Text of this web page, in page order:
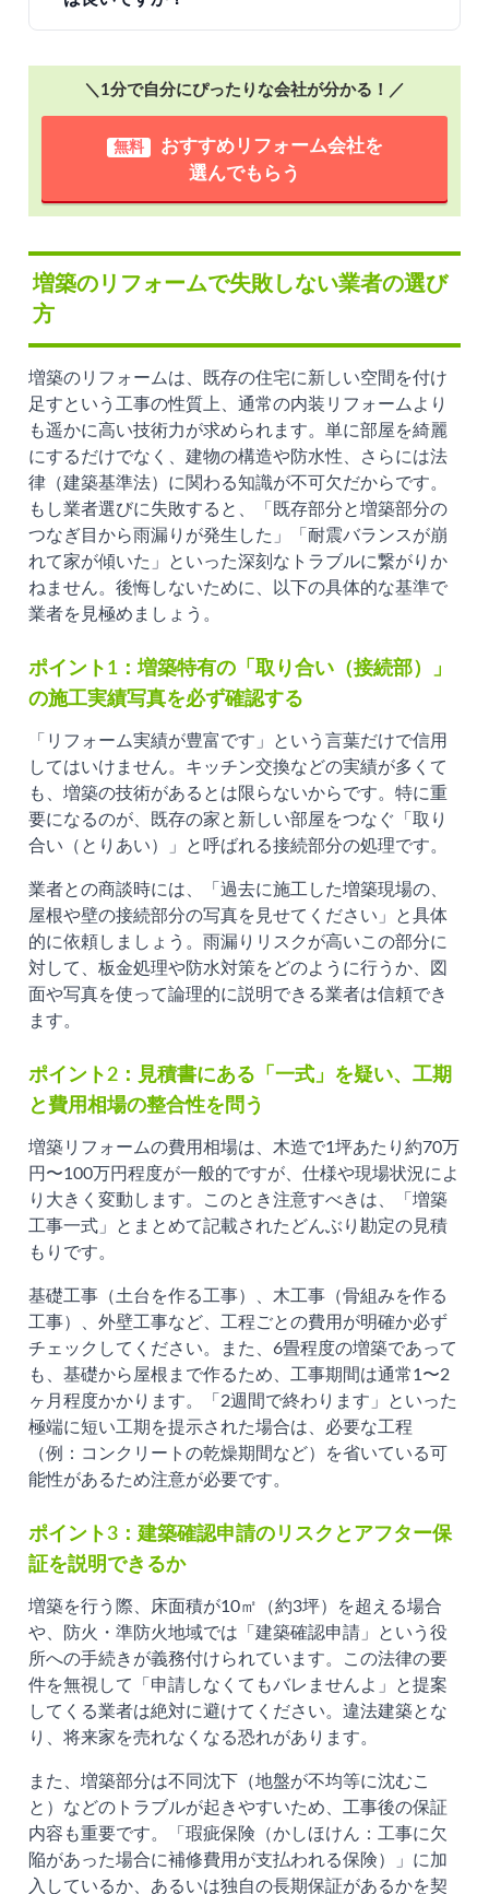
＼1分で自分にぴったりな会社が分かる！／
無料
おすすめリフォーム会社を
選んでもらう
増築のリフォームで失敗しない業者の選び
方
増築のリフォームは、既存の住宅に新しい空間を付け
足すという工事の性質上、通常の内装リフォームより
も遥かに高い技術力が求められます。単に部屋を綺麗
にするだけでなく、建物の構造や防水性、さらには法
律（建築基準法）に関わる知識が不可欠だからです。
もし業者選びに失敗すると、「既存部分と増築部分の
つなぎ目から雨漏りが発生した」「耐震バランスが崩
れて家が傾いた」といった深刻なトラブルに繋がりか
ねません。後悔しないために、以下の具体的な基準で
業者を見極めましょう。
ポイント1：増築特有の「取り合い（接続部）」
の施工実績写真を必ず確認する
「リフォーム実績が豊富です」という言葉だけで信用
してはいけません。キッチン交換などの実績が多くて
も、増築の技術があるとは限らないからです。特に重
要になるのが、既存の家と新しい部屋をつなぐ「取り
合い（とりあい）」と呼ばれる接続部分の処理です。
業者との商談時には、「過去に施工した増築現場の、
屋根や壁の接続部分の写真を見せてください」と具体
的に依頼しましょう。雨漏りリスクが高いこの部分に
対して、板金処理や防水対策をどのように行うか、図
面や写真を使って論理的に説明できる業者は信頼でき
ます。
ポイント2：見積書にある「一式」を疑い、工期
と費用相場の整合性を問う
増築リフォームの費用相場は、木造で1坪あたり約70万
円〜100万円程度が一般的ですが、仕様や現場状況によ
り大きく変動します。このとき注意すべきは、「増築
工事一式」とまとめて記載されたどんぶり勘定の見積
もりです。
基礎工事（土台を作る工事）、木工事（骨組みを作る
工事）、外壁工事など、工程ごとの費用が明確か必ず
チェックしてください。また、6畳程度の増築であって
も、基礎から屋根まで作るため、工事期間は通常1〜2
ヶ月程度かかります。「2週間で終わります」といった
極端に短い工期を提示された場合は、必要な工程
（例：コンクリートの乾燥期間など）を省いている可
能性があるため注意が必要です。
ポイント3：建築確認申請のリスクとアフター保
証を説明できるか
増築を行う際、床面積が10㎡（約3坪）を超える場合
や、防火・準防火地域では「建築確認申請」という役
所への手続きが義務付けられています。この法律の要
件を無視して「申請しなくてもバレませんよ」と提案
してくる業者は絶対に避けてください。違法建築とな
り、将来家を売れなくなる恐れがあります。
また、増築部分は不同沈下（地盤が不均等に沈むこ
と）などのトラブルが起きやすいため、工事後の保証
内容も重要です。「瑕疵保険（かしほけん：工事に欠
陥があった場合に補修費用が支払われる保険）」に加
入しているか、あるいは独自の長期保証があるかを契